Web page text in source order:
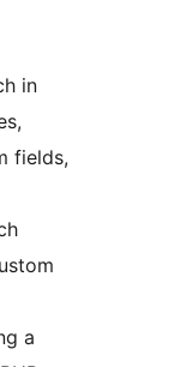
in
fields,
a